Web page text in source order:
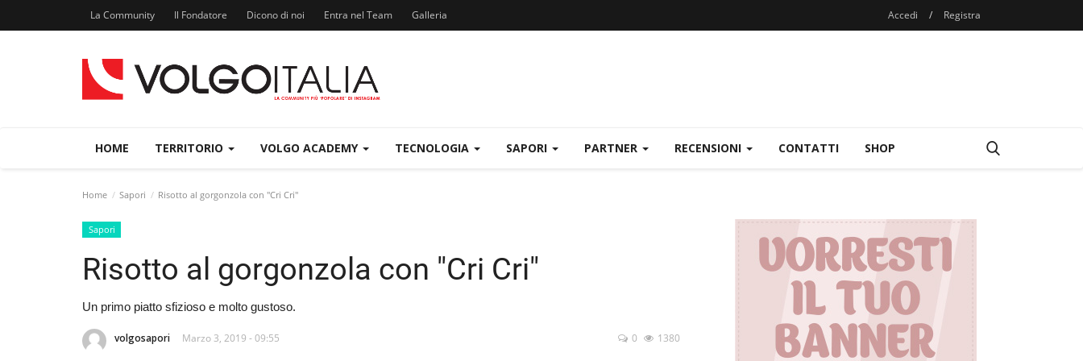
La Community Il Fondatore Dicono di noi Entra nel Team Galleria Accedi / Registra
HOME TERRITORIO VOLGO ACADEMY TECNOLOGIA SAPORI PARTNER RECENSIONI CONTATTI SHOP
Home Sapori Risotto al gorgonzola con "Cri Cri"
Sapori
Risotto al gorgonzola con "Cri Cri"
Un primo piatto sfizioso e molto gustoso.
volgosapori Marzo 3, 2019 - 09:55 0 1380